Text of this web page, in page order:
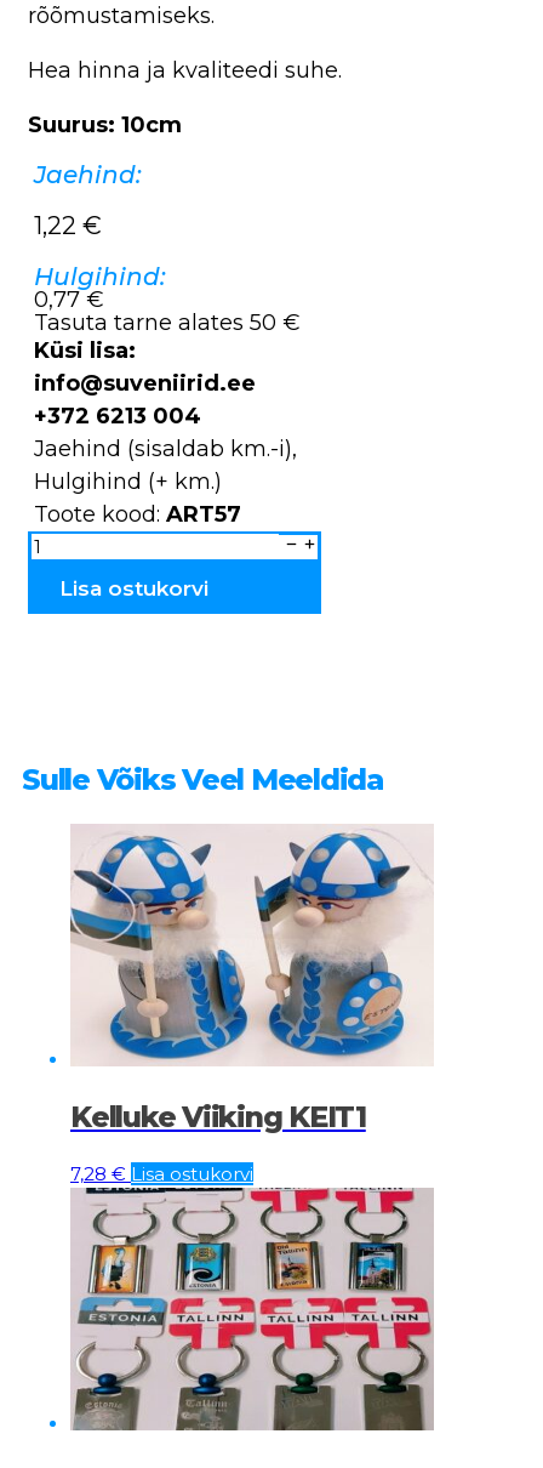
rõõmustamiseks.
Hea hinna ja kvaliteedi suhe.
Suurus: 10cm
Jaehind:
1,22 €
Hulgihind:
0,77 €
Tasuta tarne alates 50 €
Küsi lisa:
info@suveniirid.ee
+372 6213 004
Jaehind (sisaldab km.-i),
Hulgihind (+ km.)
Toote kood: ART57
Magnet
loom
pehme
Lisa ostukorvi
Sulle Võiks Veel Meeldida
Kelluke Viiking KEIT1
7,28 € Lisa ostukorvi